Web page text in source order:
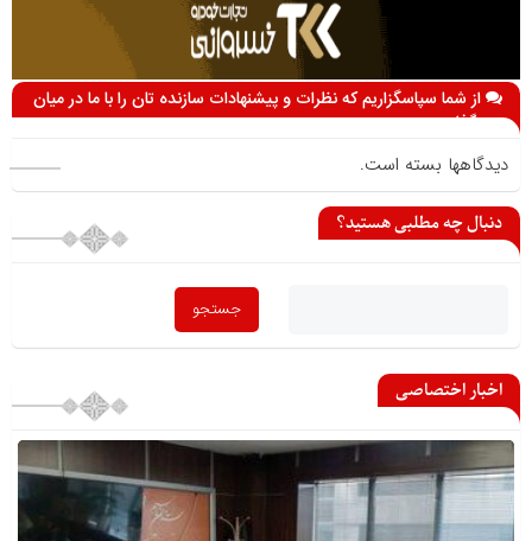
از شما سپاسگزاریم که نظرات و پیشنهادات سازنده تان را با ما در میان
می گذارید
دیدگاهها بسته است.
دنبال چه مطلبی هستید؟
اخبار اختصاصی